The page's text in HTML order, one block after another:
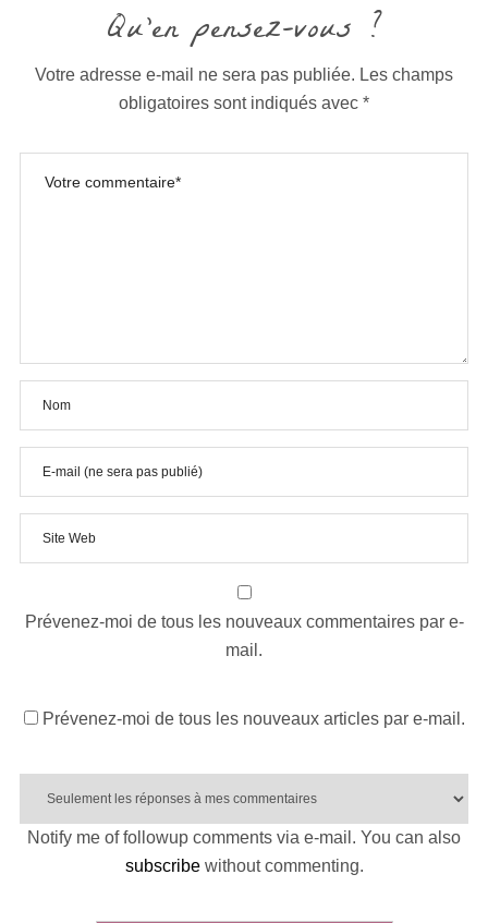
Qu'en pensez-vous ?
Votre adresse e-mail ne sera pas publiée. Les champs
obligatoires sont indiqués avec *
Prévenez-moi de tous les nouveaux commentaires par e-
mail.
Prévenez-moi de tous les nouveaux articles par e-mail.
Notify me of followup comments via e-mail. You can also
subscribewithout commenting.